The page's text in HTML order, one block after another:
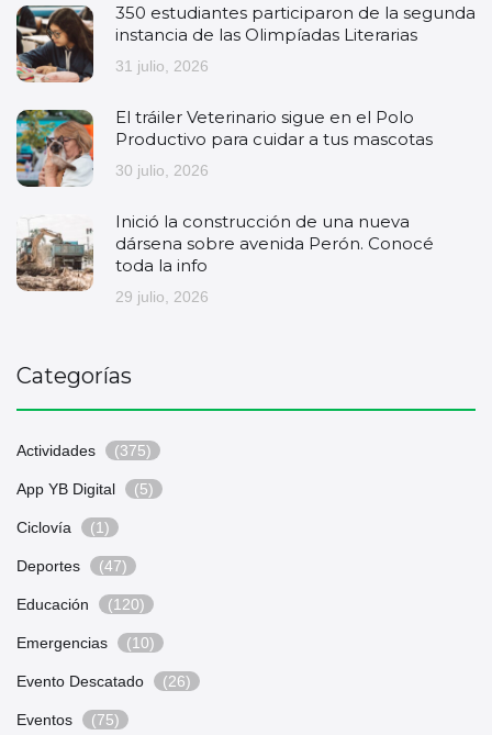
350 estudiantes participaron de la segunda
instancia de las Olimpíadas Literarias
31 julio, 2026
El tráiler Veterinario sigue en el Polo
Productivo para cuidar a tus mascotas
30 julio, 2026
Inició la construcción de una nueva
dársena sobre avenida Perón. Conocé
toda la info
29 julio, 2026
Categorías
Actividades (375)
App YB Digital (5)
Ciclovía (1)
Deportes (47)
Educación (120)
Emergencias (10)
Evento Descatado (26)
Eventos (75)